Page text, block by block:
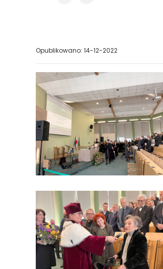
Opublikowano: 14-12-2022